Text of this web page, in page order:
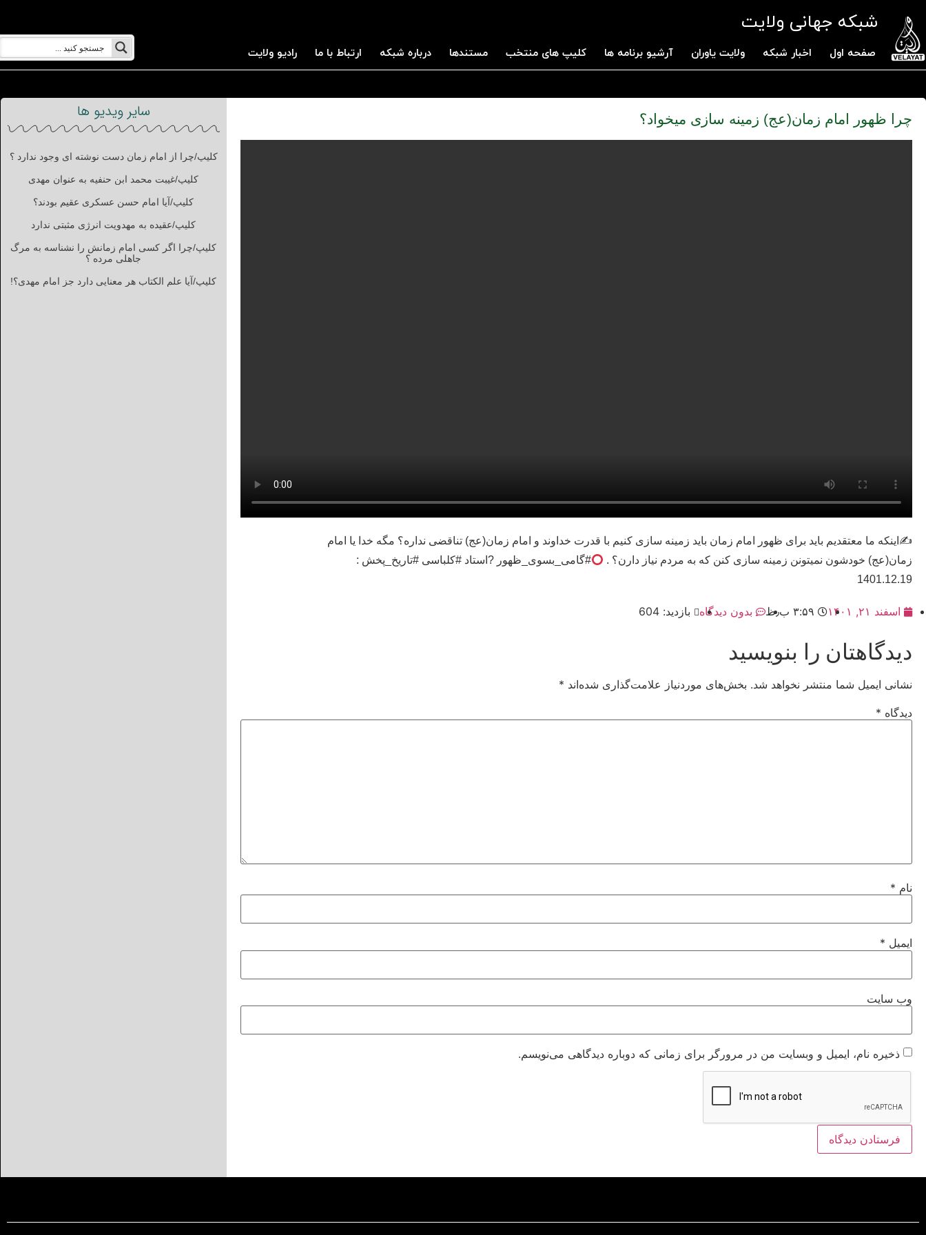
شبکه جهانی ولایت
صفحه اول اخبار شبکه ولایت یاوران آرشیو برنامه ها کلیپ های منتخب مستندها درباره شبکه ارتباط با ما رادیو ولایت
چرا ظهور امام زمان(عج) زمینه سازی میخواد؟
✍ اینکه ما معتقدیم باید برای ظهور امام زمان باید زمینه سازی کنیم با قدرت خداوند و امام زمان(عج) تناقضی نداره؟ مگه خدا یا امام
زمان(عج) خودشون نمیتونن زمینه سازی کنن که به مردم نیاز دارن؟ .
#گامی_بسوی_ظهور ?استاد #کلباسی #تاریخ_پخش :
1401.12.19
اسفند ۲۱, ۱۴۰۱ ۳:۵۹ ب٫ظ بدون دیدگاه بازدید: 604
دیدگاهتان را بنویسید
نشانی ایمیل شما منتشر نخواهد شد. بخش‌های موردنیاز علامت‌گذاری شده‌اند *
دیدگاه *
نام *
ایمیل *
وب‌ سایت
ذخیره نام، ایمیل و وبسایت من در مرورگر برای زمانی که دوباره دیدگاهی می‌نویسم.
سایر ویدیو ها
کلیپ/چرا از امام زمان دست نوشته ای وجود ندارد ؟
کلیپ/غیبت محمد ابن حنفیه به عنوان مهدی
کلیپ/آیا امام حسن عسکری عقیم بودند؟
کلیپ/عقیده به مهدویت انرژی مثبتی ندارد
کلیپ/چرا اگر کسی امام زمانش را نشناسه به مرگ
جاهلی مرده ؟
کلیپ/آیا علم الکتاب هر معنایی دارد جز امام مهدی؟!